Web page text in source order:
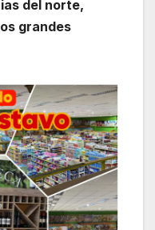
del norte,
grandes